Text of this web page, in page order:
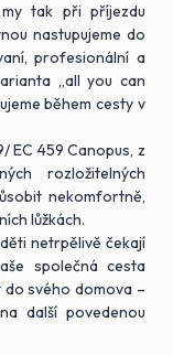
tak při příjezdu
nastupujeme do
profesionální a
„all you can
během cesty v
EC 459 Canopus, z
rozložitelných
nekomfortně,
lůžkách.
netrpělivě čekají
společná cesta
do svého domova –
další povedenou